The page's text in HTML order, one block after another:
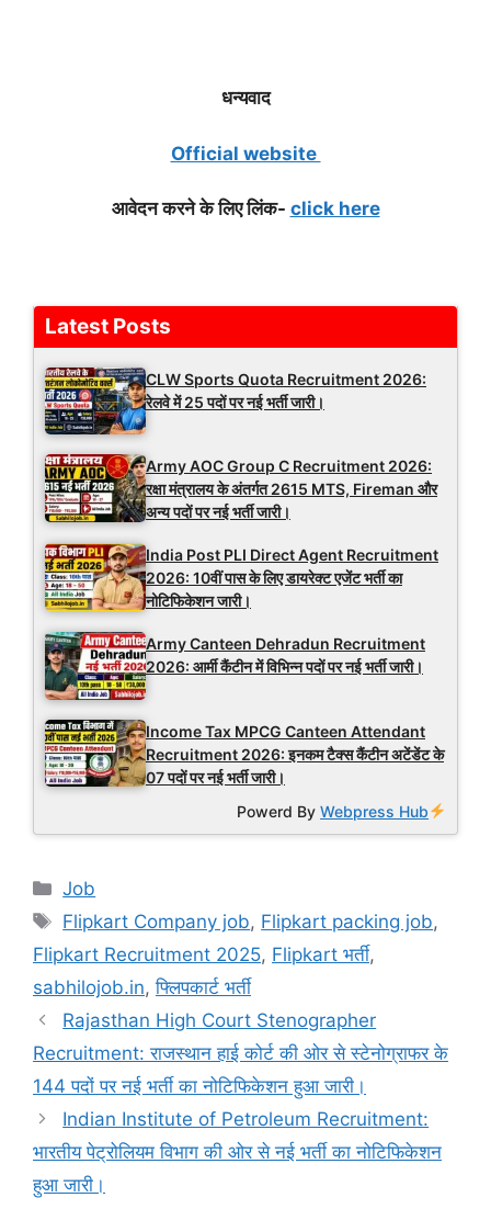
धन्यवाद
Official website
आवेदन करने के लिए लिंक- click here
Latest Posts
CLW Sports Quota Recruitment 2026:
रेलवे में 25 पदों पर नई भर्ती जारी।
Army AOC Group C Recruitment 2026:
रक्षा मंत्रालय के अंतर्गत 2615 MTS, Fireman और
अन्य पदों पर नई भर्ती जारी।
India Post PLI Direct Agent Recruitment
2026: 10वीं पास के लिए डायरेक्ट एजेंट भर्ती का
नोटिफिकेशन जारी।
Army Canteen Dehradun Recruitment
2026: आर्मी कैंटीन में विभिन्न पदों पर नई भर्ती जारी।
Income Tax MPCG Canteen Attendant
Recruitment 2026: इनकम टैक्स कैंटीन अटेंडेंट के
07 पदों पर नई भर्ती जारी।
Powerd ByWebpress Hub
Categories
Job
Tags
Flipkart Company job, Flipkart packing job,
Flipkart Recruitment 2025, Flipkart भर्ती,
sabhilojob.in,फ्लिपकार्ट भर्ती
Rajasthan High Court Stenographer
Recruitment: राजस्थान हाई कोर्ट की ओर से स्टेनोग्राफर के
144 पदों पर नई भर्ती का नोटिफिकेशन हुआ जारी।
Indian Institute of Petroleum Recruitment:
भारतीय पेट्रोलियम विभाग की ओर से नई भर्ती का नोटिफिकेशन
हुआ जारी।